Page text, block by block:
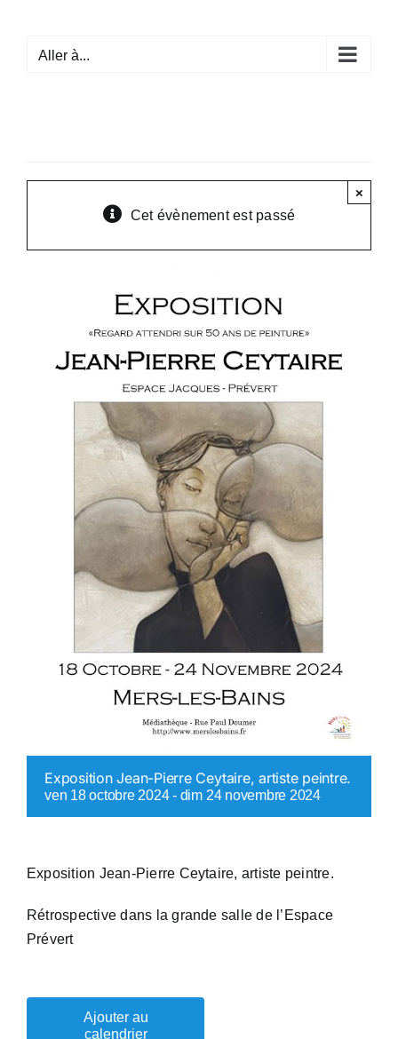
contenuAller à...
Cet évènement est passé
×
Exposition Jean-Pierre Ceytaire, artiste peintre.
ven 18 octobre 2024- dim 24 novembre 2024
Exposition Jean-Pierre Ceytaire, artiste peintre.
Rétrospective dans la grande salle de l’Espace
Prévert
Ajouter au
calendrier